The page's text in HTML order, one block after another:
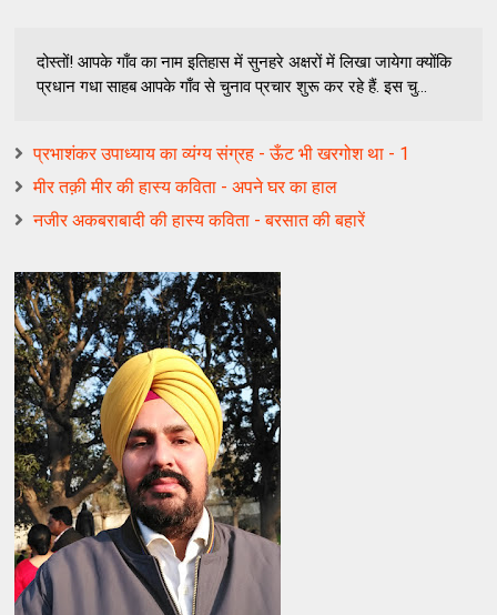
दोस्तों! आपके गाँव का नाम इतिहास में सुनहरे अक्षरों में लिखा जायेगा क्योंकि
प्रधान गधा साहब आपके गाँव से चुनाव प्रचार शुरू कर रहे हैं. इस चु...
प्रभाशंकर उपाध्‍याय का व्यंग्य संग्रह - ऊँट भी खरगोश था - 1
मीर तक़ी मीर की हास्य कविता - अपने घर का हाल
नजीर अकबराबादी की हास्य कविता - बरसात की बहारें